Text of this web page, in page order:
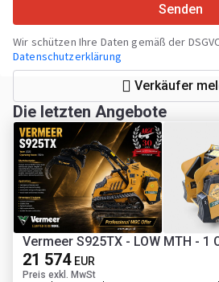
Senden
Wir schützen Ihre Daten gemäß der
Datenschutzerklärung
Verkäufer
Die letzten Angebote
Vermeer S925TX - LOW MTH - 1
21 574 EUR
Preis exkl. MwSt